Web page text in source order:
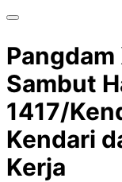
Sambut
1417/
Kendari
Kerja